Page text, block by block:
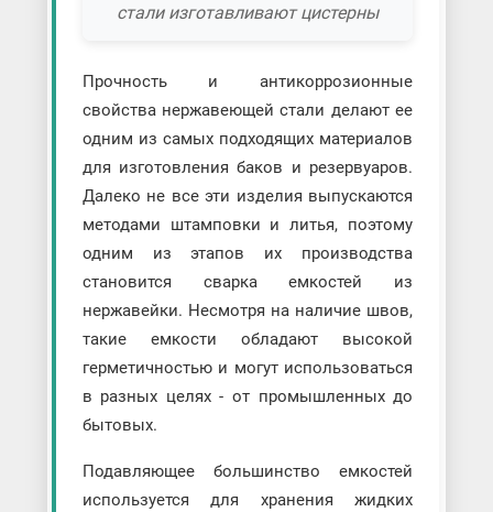
стали изготавливают цистерны
Прочность и антикоррозионные
свойства нержавеющей стали делают ее
одним из самых подходящих материалов
для изготовления баков и резервуаров.
Далеко не все эти изделия выпускаются
методами штамповки и литья, поэтому
одним из этапов их производства
становится сварка емкостей из
нержавейки. Несмотря на наличие швов,
такие емкости обладают высокой
герметичностью и могут использоваться
в разных целях - от промышленных до
бытовых.
Подавляющее большинство емкостей
используется для хранения жидких